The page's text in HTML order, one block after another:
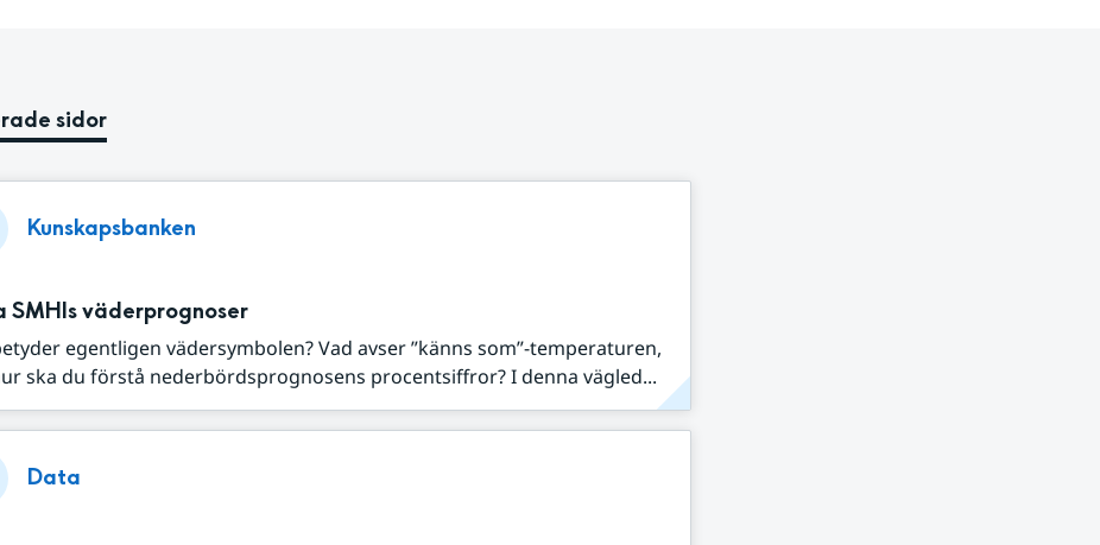
sidor
Kunskapsbanken
SMHIs väderprognoser
egentligen vädersymbolen? Vad avser ”känns som”-temperaturen,
ska du förstå nederbördsprognosens procentsiffror? I denna vägled...
Data